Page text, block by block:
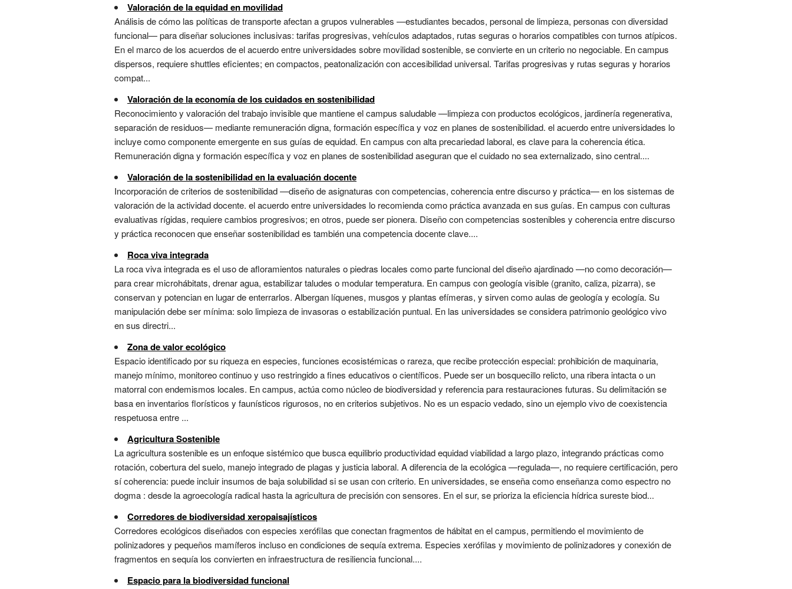
Valoración de la equidad en movilidad
Análisis de cómo las políticas de transporte afectan a grupos vulnerables —estudiantes becados, personal de limpieza, personas con diversidad
funcional— para diseñar soluciones inclusivas: tarifas progresivas, vehículos adaptados, rutas seguras o horarios compatibles con turnos atípicos.
En el marco de los acuerdos de el acuerdo entre universidades sobre movilidad sostenible, se convierte en un criterio no negociable. En campus
dispersos, requiere shuttles eficientes; en compactos, peatonalización con accesibilidad universal. Tarifas progresivas y rutas seguras y horarios
compat...
Valoración de la economía de los cuidados en sostenibilidad
Reconocimiento y valoración del trabajo invisible que mantiene el campus saludable —limpieza con productos ecológicos, jardinería regenerativa,
separación de residuos— mediante remuneración digna, formación específica y voz en planes de sostenibilidad. el acuerdo entre universidades lo
incluye como componente emergente en sus guías de equidad. En campus con alta precariedad laboral, es clave para la coherencia ética.
Remuneración digna y formación específica y voz en planes de sostenibilidad aseguran que el cuidado no sea externalizado, sino central....
Valoración de la sostenibilidad en la evaluación docente
Incorporación de criterios de sostenibilidad —diseño de asignaturas con competencias, coherencia entre discurso y práctica— en los sistemas de
valoración de la actividad docente. el acuerdo entre universidades lo recomienda como práctica avanzada en sus guías. En campus con culturas
evaluativas rígidas, requiere cambios progresivos; en otros, puede ser pionera. Diseño con competencias sostenibles y coherencia entre discurso
y práctica reconocen que enseñar sostenibilidad es también una competencia docente clave....
Roca viva integrada
La roca viva integrada es el uso de afloramientos naturales o piedras locales como parte funcional del diseño ajardinado —no como decoración—
para crear microhábitats, drenar agua, estabilizar taludes o modular temperatura. En campus con geología visible (granito, caliza, pizarra), se
conservan y potencian en lugar de enterrarlos. Albergan líquenes, musgos y plantas efímeras, y sirven como aulas de geología y ecología. Su
manipulación debe ser mínima: solo limpieza de invasoras o estabilización puntual. En las universidades se considera patrimonio geológico vivo
en sus directri...
Zona de valor ecológico
Espacio identificado por su riqueza en especies, funciones ecosistémicas o rareza, que recibe protección especial: prohibición de maquinaria,
manejo mínimo, monitoreo continuo y uso restringido a fines educativos o científicos. Puede ser un bosquecillo relicto, una ribera intacta o un
matorral con endemismos locales. En campus, actúa como núcleo de biodiversidad y referencia para restauraciones futuras. Su delimitación se
basa en inventarios florísticos y faunísticos rigurosos, no en criterios subjetivos. No es un espacio vedado, sino un ejemplo vivo de coexistencia
respetuosa entre ...
Agricultura Sostenible
La agricultura sostenible es un enfoque sistémico que busca equilibrio productividad equidad viabilidad a largo plazo, integrando prácticas como
rotación, cobertura del suelo, manejo integrado de plagas y justicia laboral. A diferencia de la ecológica —regulada—, no requiere certificación, pero
sí coherencia: puede incluir insumos de baja solubilidad si se usan con criterio. En universidades, se enseña como enseñanza como espectro no
dogma : desde la agroecología radical hasta la agricultura de precisión con sensores. En el sur, se prioriza la eficiencia hídrica sureste biod...
Corredores de biodiversidad xeropaisajísticos
Corredores ecológicos diseñados con especies xerófilas que conectan fragmentos de hábitat en el campus, permitiendo el movimiento de
polinizadores y pequeños mamíferos incluso en condiciones de sequía extrema. Especies xerófilas y movimiento de polinizadores y conexión de
fragmentos en sequía los convierten en infraestructura de resiliencia funcional....
Espacio para la biodiversidad funcional